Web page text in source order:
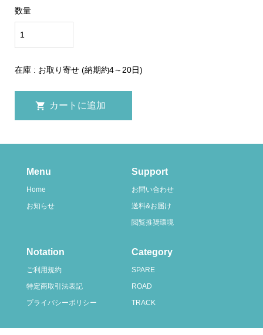
数量
在庫 : お取り寄せ (納期約4～20日)
Menu
Home
お知らせ
Support
お問い合わせ
送料&お届け
閲覧推奨環境
Notation
ご利用規約
特定商取引法表記
プライバシーポリシー
Category
SPARE
ROAD
TRACK